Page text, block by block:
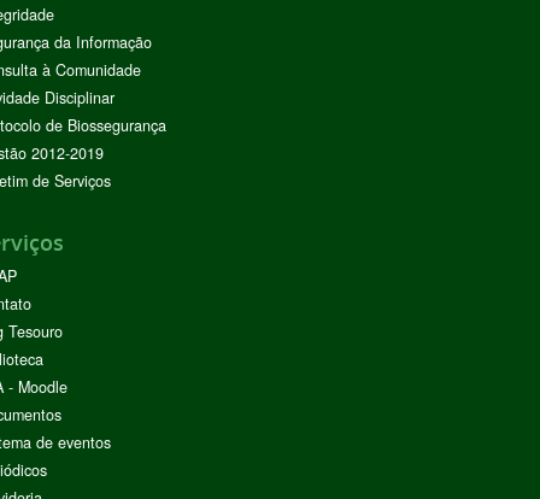
da Informação
à Comunidade
Disciplinar
de Biossegurança
2012-2019
de Serviços
Tesouro
- Moodle
de eventos